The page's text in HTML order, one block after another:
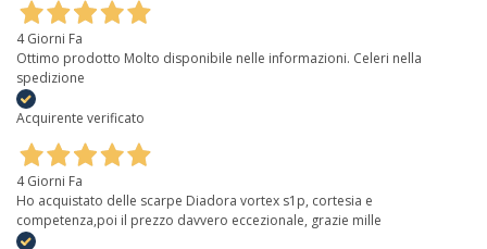
4 Giorni Fa
Ottimo prodotto Molto disponibile nelle informazioni. Celeri nella
spedizione
Acquirente verificato
4 Giorni Fa
Ho acquistato delle scarpe Diadora vortex s1p, cortesia e
competenza,poi il prezzo davvero eccezionale, grazie mille